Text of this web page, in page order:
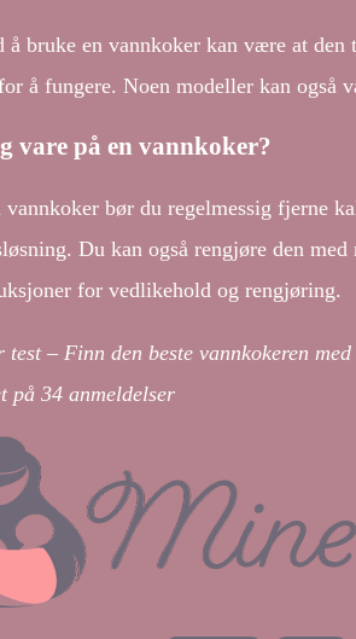
å bruke en vannkoker kan være at den
å fungere. Noen modeller kan også
vare på en vannkoker?
vannkoker bør du regelmessig fjerne
Du kan også rengjøre den
for vedlikehold og rengjøring.
test – Finn den beste vannkokeren
på 34anmeldelser